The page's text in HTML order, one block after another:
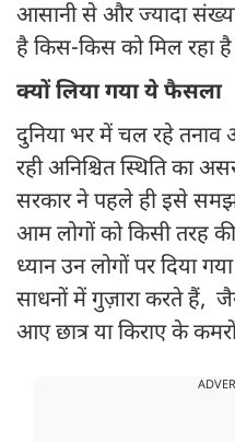
आसानी से और ज्यादा
है किस-किस को मिल रहा है
क्यों लिया गया ये फैसला
दुनिया भर में चल रहे
रही अनिश्चित स्थिति का
सरकार ने पहले ही इसे
आम लोगों को किसी तरह
ध्यान उन लोगों पर दिया
साधनों में गुज़ारा करते हैं,
आए छात्र या किराए के